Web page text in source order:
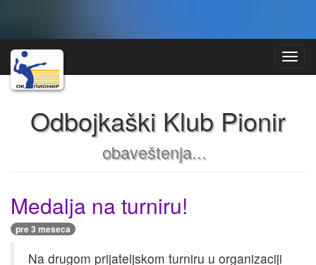
Odbojkaški Klub Pionir
obaveštenja...
Medalja na turniru!
pre 3 meseca
Na drugom prijateljskom turniru u organizaciji